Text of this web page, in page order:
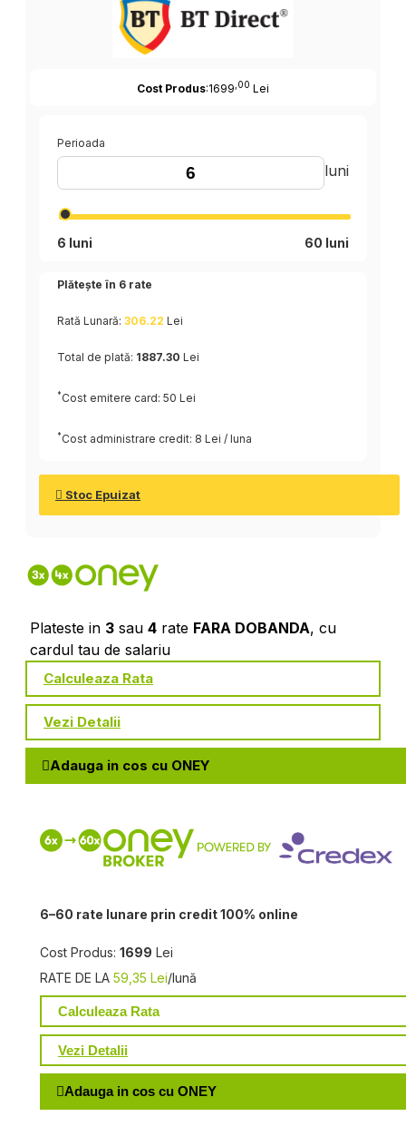
Cost Produs:1699 ,00 Lei
Perioada
luni
6 luni 60 luni
Plătește în 6 rate
Rată Lunară: 306.22 Lei
Total de plată: 1887.30 Lei
* Cost emitere card: 50 Lei
* Cost administrare credit: 8 Lei / luna
Stoc Epuizat
Plateste in 3 sau 4 rate FARA DOBANDA, cu
cardul tau de salariu
Calculeaza Rata
Vezi Detalii
Adauga in cos cu ONEY
6–60 rate lunare prin credit 100% online
Cost Produs: 1699 Lei
RATE DE LA 59,35 Lei/lună
Calculeaza Rata
Vezi Detalii
Adauga in cos cu ONEY